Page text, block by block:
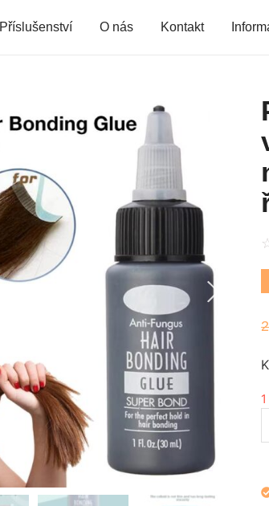
Příslušenství O nás Kontakt